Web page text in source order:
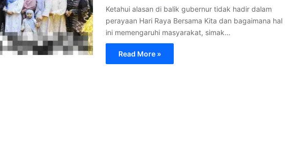
Ketahui alasan di balik gubernur tidak hadir dalam
perayaan Hari Raya Bersama Kita dan bagaimana hal
ini memengaruhi masyarakat, simak…
Read More »